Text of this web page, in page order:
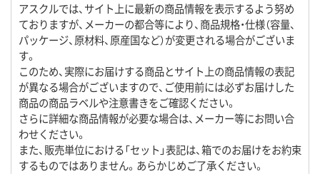
アスクルでは、サイト上に最新の商品情報を表示するよう努め
ておりますが、メーカーの都合等により、商品規格・仕様（容量、
パッケージ、原材料、原産国など）が変更される場合がございま
す。
このため、実際にお届けする商品とサイト上の商品情報の表記
が異なる場合がございますので、ご使用前には必ずお届けした
商品の商品ラベルや注意書きをご確認ください。
さらに詳細な商品情報が必要な場合は、メーカー等にお問い合
わせください。
また、販売単位における「セット」表記は、箱でのお届けをお約束
するものではありません。あらかじめご了承ください。